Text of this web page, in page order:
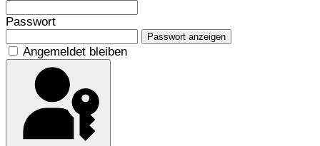
Passwort
Passwort anzeigen
Angemeldet bleiben